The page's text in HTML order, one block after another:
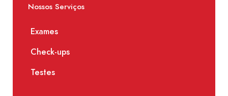
Nossos Serviços
Exames
Check-ups
Testes